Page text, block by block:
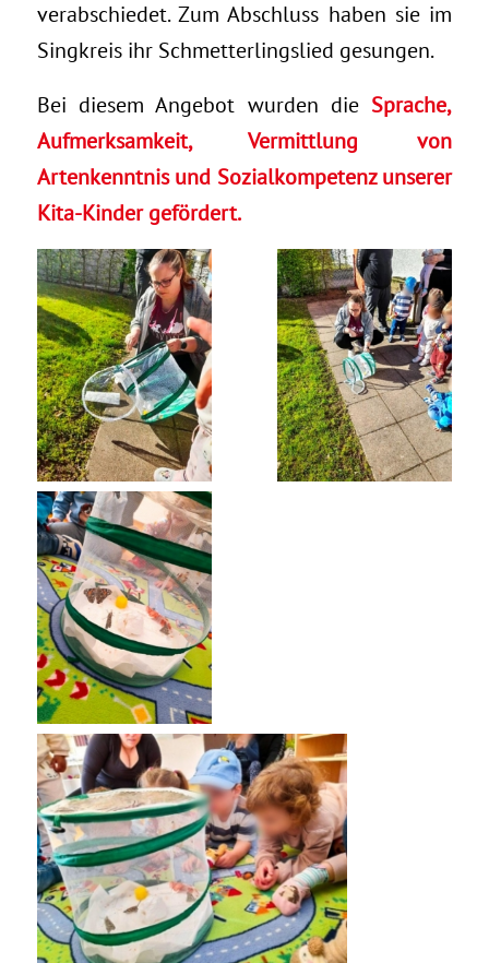
verabschiedet. Zum Abschluss haben sie im
Singkreis ihr Schmetterlingslied gesungen.
Bei diesem Angebot wurden die Sprache,
Aufmerksamkeit, Vermittlung von
Artenkenntnis und Sozialkompetenz unserer
Kita-Kinder gefördert.